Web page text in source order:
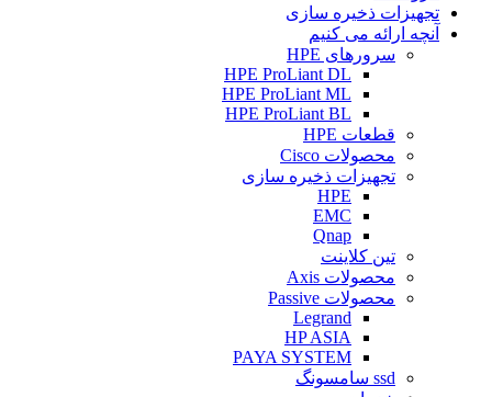
تجهیزات ذخیره سازی
آنچه ارائه می کنیم
سرورهای HPE
HPE ProLiant DL
HPE ProLiant ML
HPE ProLiant BL
قطعات HPE
محصولات Cisco
تجهیزات ذخیره سازی
HPE
EMC
Qnap
تین کلاینت
محصولات Axis
محصولات Passive
Legrand
HP ASIA
PAYA SYSTEM
ssd سامسونگ